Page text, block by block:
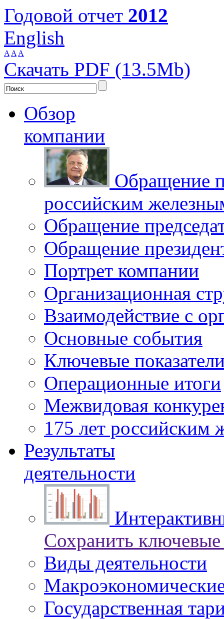
Годовой отчет 2012
English
A A A
Скачать PDF (13.5Mb)
Обзор
компании
Обращение
российским
Обращение
Обращение
Портрет компании
Организационная
Взаимодействие с
Основные события
Ключевые
Операционные итоги
Межвидовая
175 лет российским
Результаты
деятельности
Сохранить ключевые
Виды деятельности
Государственная